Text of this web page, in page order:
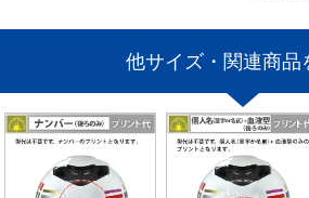
他サイズ・関連商品